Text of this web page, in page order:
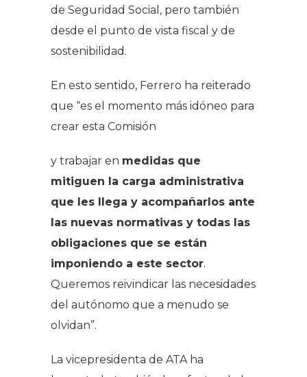
de Seguridad Social, pero también
desde el punto de vista fiscal y de
sostenibilidad.
En esto sentido, Ferrero ha reiterado
que “es el momento más idóneo para
crear esta Comisión
y trabajar en medidas que
mitiguen la carga administrativa
que les llega y acompañarlos ante
las nuevas normativas y todas las
obligaciones que se están
imponiendo a este sector.
Queremos reivindicar las necesidades
del autónomo que a menudo se
olvidan”.
La vicepresidenta de ATA ha